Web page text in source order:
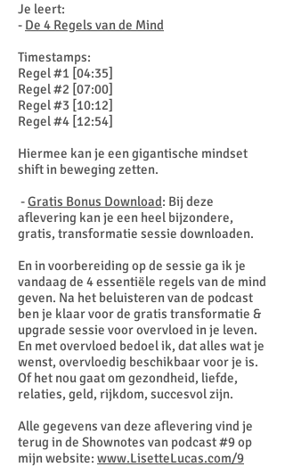
Je leert:
- De 4 Regels van de Mind
Timestamps:
Regel #1 [04:35]
Regel #2 [07:00]
Regel #3 [10:12]
Regel #4 [12:54]
Hiermee kan je een gigantische mindset
shift in beweging zetten.
-Gratis Bonus Download: Bij deze
aflevering kan je een heel bijzondere,
gratis, transformatie sessie downloaden.
En in voorbereiding op de sessie ga ik je
vandaag de 4 essentiële regels van de mind
geven. Na het beluisteren van de podcast
ben je klaar voor de gratis transformatie &
upgrade sessie voor overvloed in je leven.
En met overvloed bedoel ik, dat alles wat je
wenst, overvloedig beschikbaar voor je is.
Of het nou gaat om gezondheid, liefde,
relaties, geld, rijkdom, succesvol zijn.
Alle gegevens van deze aflevering vind je
terug in de Shownotes van podcast #9 op
mijn website: www.LisetteLucas.com/9